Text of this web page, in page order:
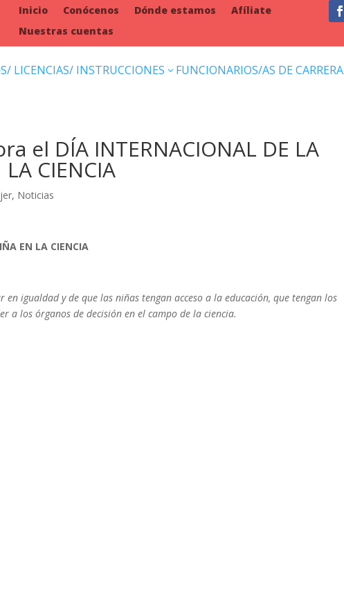
Inicio Conócenos Dónde estamos
Afíliate
Nuestras cuentas
LICENCIAS/ INSTRUCCIONES 3 FUNCIONARIOS/AS DE CARRERA
el DÍA INTERNACIONAL DE LA
CIENCIA
, Noticias
EN LA CIENCIA
igualdad y de que las niñas tengan acceso a la educación, que tengan los
a los órganos de decisión en el campo de la ciencia.